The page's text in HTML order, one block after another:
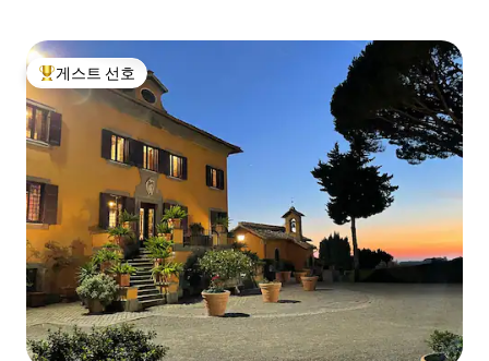
상위 게스트 선호
게스트 선호